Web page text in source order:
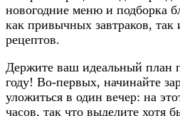
новогодние меню и подборка
как привычных завтраков,
рецептов.
Держите ваш идеальный план
году! Во-первых, начинайте
уложиться в один вечер: на
часов, так что выделите хотя